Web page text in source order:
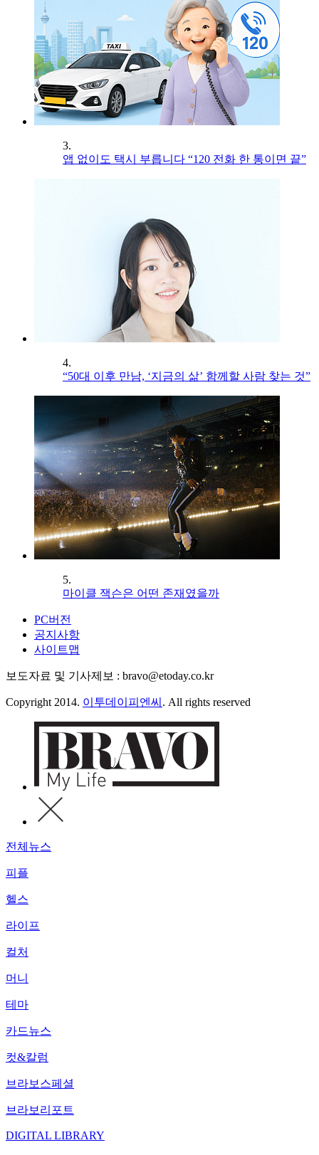
3.
앱 없이도 택시 부릅니다 “120 전화 한 통이면 끝”
4.
“50대 이후 만남, ‘지금의 삶’ 함께할 사람 찾는 것”
5.
마이클 잭슨은 어떤 존재였을까
PC버전
공지사항
사이트맵
보도자료 및 기사제보 : bravo@etoday.co.kr
Copyright 2014. 이투데이피엔씨 . All rights reserved
전체뉴스
피플
헬스
라이프
컬처
머니
테마
카드뉴스
컷&칼럼
브라보스페셜
브라보리포트
DIGITAL LIBRARY